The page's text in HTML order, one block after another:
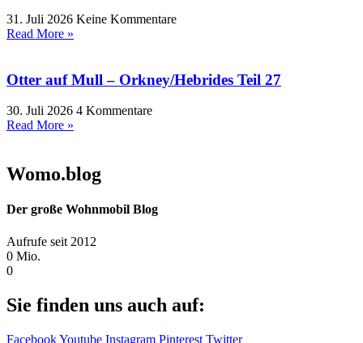
31. Juli 2026 Keine Kommentare
Read More »
Otter auf Mull – Orkney/Hebrides Teil 27
30. Juli 2026 4 Kommentare
Read More »
Womo.blog
Der große Wohnmobil Blog​
Aufrufe seit 2012
0 Mio.
0
Sie finden uns auch auf:
FacebookYoutube Instagram Pinterest Twitter